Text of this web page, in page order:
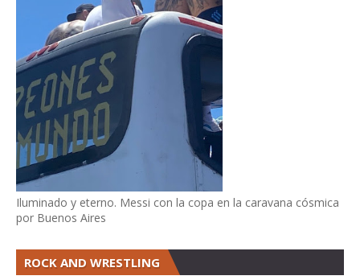
Iluminado y eterno. Messi con la copa en la caravana cósmica
por Buenos Aires
ROCK AND WRESTLING